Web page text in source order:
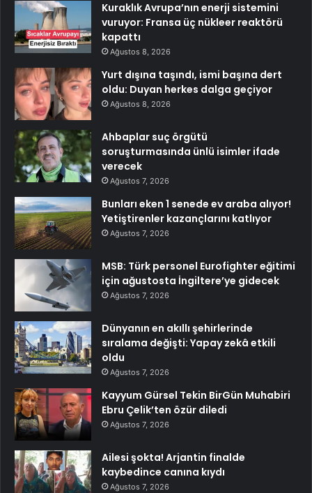
Kuraklık Avrupa’nın enerji sistemini
vuruyor: Fransa üç nükleer reaktörü
kapattı
Ağustos 8, 2026
Yurt dışına taşındı, ismi başına dert
oldu: Duyan herkes dalga geçiyor
Ağustos 8, 2026
Ahbaplar suç örgütü
soruşturmasında ünlü isimler ifade
verecek
Ağustos 7, 2026
Bunları eken 1 senede ev araba alıyor!
Yetiştirenler kazançlarını katlıyor
Ağustos 7, 2026
MSB: Türk personel Eurofighter eğitimi
için ağustosta İngiltere’ye gidecek
Ağustos 7, 2026
Dünyanın en akıllı şehirlerinde
sıralama değişti: Yapay zekâ etkili
oldu
Ağustos 7, 2026
Kayyum Gürsel Tekin BirGün Muhabiri
Ebru Çelik’ten özür diledi
Ağustos 7, 2026
Ailesi şokta! Arjantin finalde
kaybedince canına kıydı
Ağustos 7, 2026